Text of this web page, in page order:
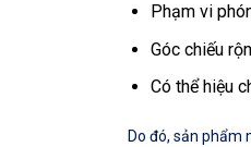
Phạm vi
Góc chiếu
Có thể hiệu
Do đó, sản phẩm